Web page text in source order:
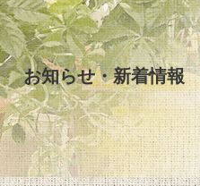
お知らせ・新着情報